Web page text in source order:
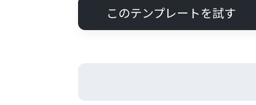
このテンプレートを試す